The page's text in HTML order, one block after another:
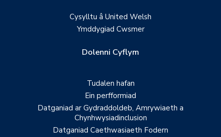
Cysylltu â United Welsh
Ymddygiad Cwsmer
Dolenni Cyflym
Tudalen hafan
Ein perfformiad
Datganiad ar Gydraddoldeb, Amrywiaeth a
Chynhwysiadinclusion
Datganiad Caethwasiaeth Fodern